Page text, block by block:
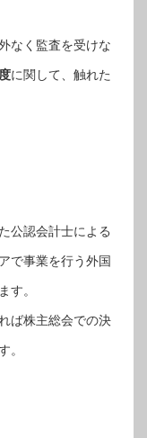
なく監査を受けな
に関して、触れた
公認会計士による
で事業を行う外国
す。
ば株主総会での決
。